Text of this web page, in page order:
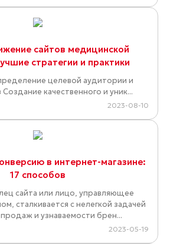
сайтов медицинской
стратегии и практики
целевой аудитории и
качественного и уник...
2023-08-10
в интернет-магазине:
17 способов
сайта или лицо, управляющее
сталкивается с нелегкой задачей
и узнаваемости брен...
2023-05-19